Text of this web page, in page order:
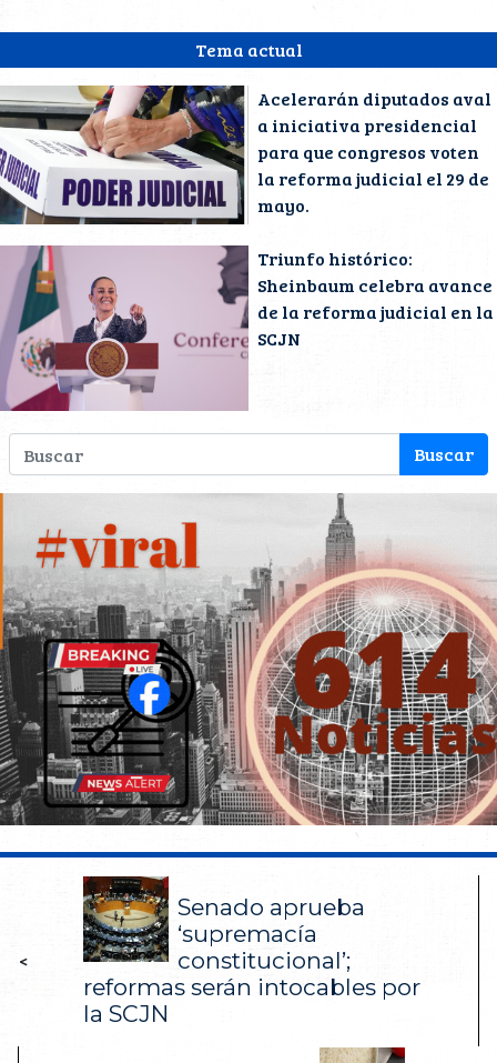
Tema actual
Acelerarán diputados aval
a iniciativa presidencial
para que congresos voten
la reforma judicial el 29 de
mayo.
Triunfo histórico:
Sheinbaum celebra avance
de la reforma judicial en la
SCJN
<
Senado aprueba
‘supremacía
constitucional’;
reformas serán intocables por
la SCJN